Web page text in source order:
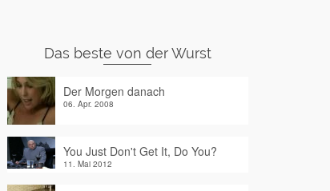
Das beste von der Wurst
Der Morgen danach
06. Apr. 2008
You Just Don't Get It, Do You?
11. Mai 2012